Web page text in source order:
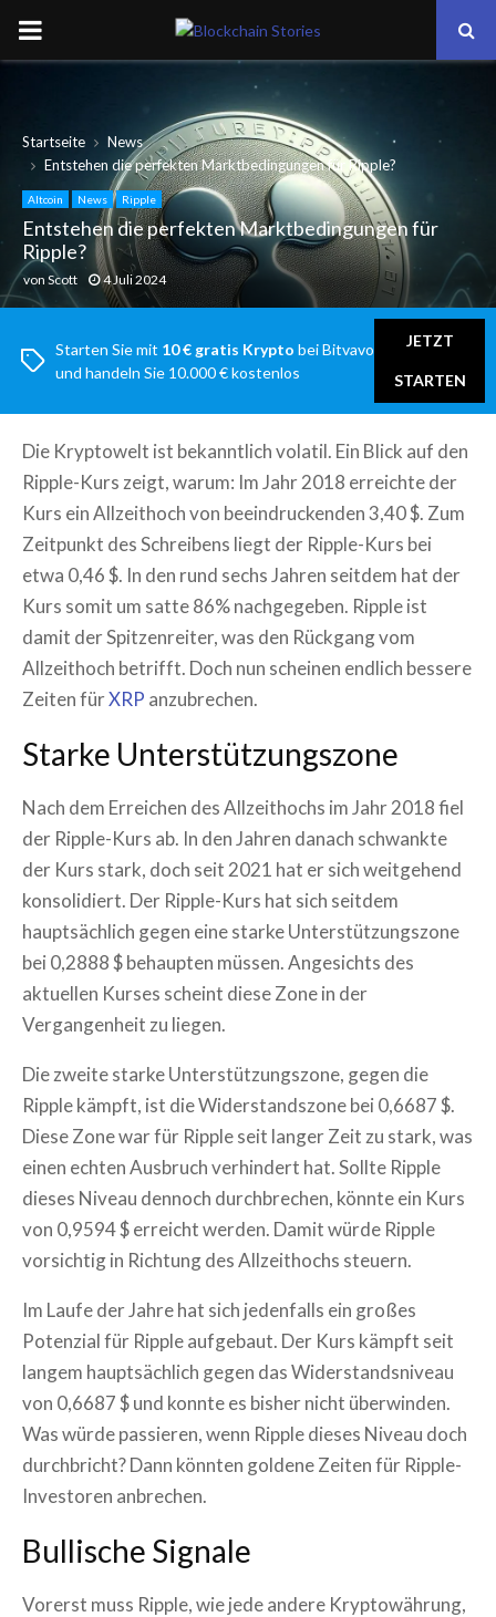
PRIMARY
Startseite
News
Entstehen die perfekten Marktbedingungen für Ripple?
Altcoin News Ripple
Entstehen die perfekten Marktbedingungen für
Ripple?
von Scott 4 Juli 2024
Starten Sie mit 10 € gratis Krypto bei Bitvavo
und handeln Sie 10.000 € kostenlos
JETZT
STARTEN
Die Kryptowelt ist bekanntlich volatil. Ein Blick auf den
Ripple-Kurs zeigt, warum: Im Jahr 2018 erreichte der
Kurs ein Allzeithoch von beeindruckenden 3,40 $. Zum
Zeitpunkt des Schreibens liegt der Ripple-Kurs bei
etwa 0,46 $. In den rund sechs Jahren seitdem hat der
Kurs somit um satte 86% nachgegeben. Ripple ist
damit der Spitzenreiter, was den Rückgang vom
Allzeithoch betrifft. Doch nun scheinen endlich bessere
Zeiten fürXRP anzubrechen.
Starke Unterstützungszone
Nach dem Erreichen des Allzeithochs im Jahr 2018 fiel
der Ripple-Kurs ab. In den Jahren danach schwankte
der Kurs stark, doch seit 2021 hat er sich weitgehend
konsolidiert. Der Ripple-Kurs hat sich seitdem
hauptsächlich gegen eine starke Unterstützungszone
bei 0,2888 $ behaupten müssen. Angesichts des
aktuellen Kurses scheint diese Zone in der
Vergangenheit zu liegen.
Die zweite starke Unterstützungszone, gegen die
Ripple kämpft, ist die Widerstandszone bei 0,6687 $.
Diese Zone war für Ripple seit langer Zeit zu stark, was
einen echten Ausbruch verhindert hat. Sollte Ripple
dieses Niveau dennoch durchbrechen, könnte ein Kurs
von 0,9594 $ erreicht werden. Damit würde Ripple
vorsichtig in Richtung des Allzeithochs steuern.
Im Laufe der Jahre hat sich jedenfalls ein großes
Potenzial für Ripple aufgebaut. Der Kurs kämpft seit
langem hauptsächlich gegen das Widerstandsniveau
von 0,6687 $ und konnte es bisher nicht überwinden.
Was würde passieren, wenn Ripple dieses Niveau doch
durchbricht? Dann könnten goldene Zeiten für Ripple-
Investoren anbrechen.
Bullische Signale
Vorerst muss Ripple, wie jede andere Kryptowährung,